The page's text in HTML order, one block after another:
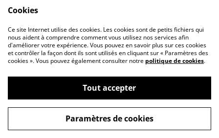
Contactez-nous
Conditions
Cookies
Ce site Internet utilise des cookies. Les cookies sont de petits fichiers qui
nous aident à comprendre comment vous utilisez nos services afin
d'améliorer votre expérience. Vous pouvez en savoir plus sur ces cookies
et contrôler la façon dont ils sont utilisés en cliquant sur « Paramètres des
cookies ». Vous pouvez également consulter notre politique de cookies.
Tout accepter
Paramètres de cookies